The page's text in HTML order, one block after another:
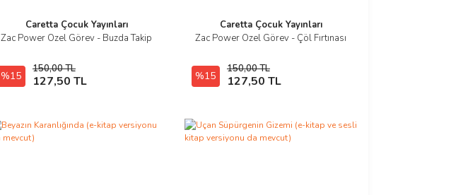
Caretta Çocuk Yayınları
Zac Power Özel Görev - Buzda Takip
%15
150,00 TL
127,50 TL
İncele
Hızlı Satın Al
Caretta Çocuk Yayınları
Zac Power Özel Görev - Çöl Fırtınası
%15
150,00 TL
127,50 TL
İncele
Hızlı Satın Al